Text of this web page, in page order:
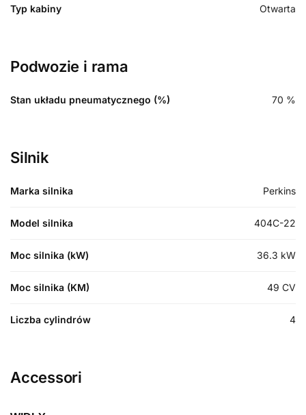
Typ kabiny Otwarta
Podwozie i rama
Stan układu pneumatycznego (%) 70 %
Silnik
Marka silnika Perkins
Model silnika 404C-22
Moc silnika (kW) 36.3 kW
Moc silnika (KM) 49 CV
Liczba cylindrów 4
Accessori